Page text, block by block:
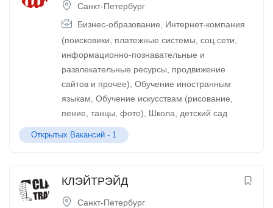
Санкт-Петербург
Бизнес-образование
Интернет-компания
(поисковики, платежные системы, соц.сети,
информационно-познавательные и
развлекательные ресурсы, продвижение
сайтов и прочее) Обучение иностранным
языкам Обучение искусствам (рисование,
пение, танцы, фото)
Школа, детский сад
Открытых Вакансий - 1
КЛЭЙТРЭЙД
Санкт-Петербург